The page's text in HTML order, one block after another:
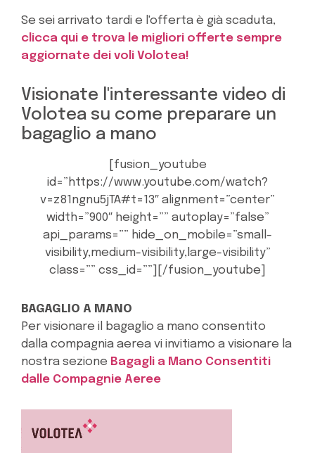
Se sei arrivato tardi e l'offerta è già scaduta,
clicca qui e trova le migliori offerte sempre
aggiornate dei voli Volotea!
Visionate l'interessante video di
Volotea su come preparare un
bagaglio a mano
[fusion_youtube
id=”https://www.youtube.com/watch?
v=z81ngnu5jTA#t=13″ alignment=”center”
width=”900″ height=”” autoplay=”false”
api_params=”” hide_on_mobile=”small-
visibility,medium-visibility,large-visibility”
class=”” css_id=””][/fusion_youtube]
BAGAGLIO A MANO
Per visionare il bagaglio a mano consentito
dalla compagnia aerea vi invitiamo a visionare la
nostra sezione Bagagli a Mano Consentiti
dalle Compagnie Aeree